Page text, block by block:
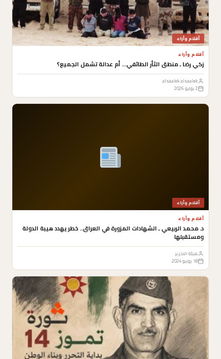
أقلام وأراء
أقلام وأراء
زكي رضا ـ منطق الثأر الطائفي… أم عدالة تشمل الجميع؟
alsaalek alsaalek
2 يوليو 2026
أقلام وأراء
أقلام وأراء
د. محمد الربيعي ـ الشهادات المزورة في العراق.. خطر يهدد هيبة الدولة
ومستقبلها
هيئة التحرير
18 يونيو 2024